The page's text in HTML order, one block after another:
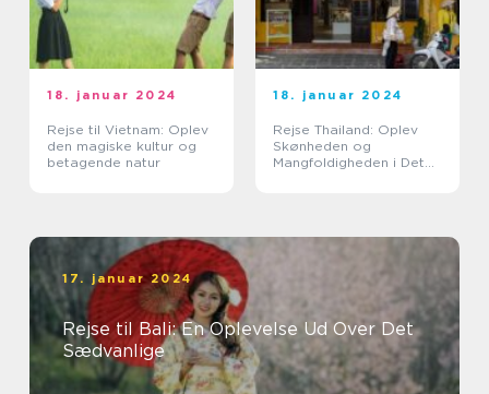
18. januar 2024
Rejse til Vietnam: Oplev
den magiske kultur og
betagende natur
18. januar 2024
Rejse Thailand: Oplev
Skønheden og
Mangfoldigheden i Det
17. januar 2024
Rejse til Bali: En Oplevelse Ud Over Det
Sædvanlige